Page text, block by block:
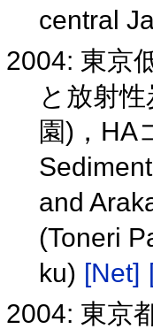
central
2004: 東京
と放射
園)，HA
and
(Toneri
ku) [Net]
2004: 東京